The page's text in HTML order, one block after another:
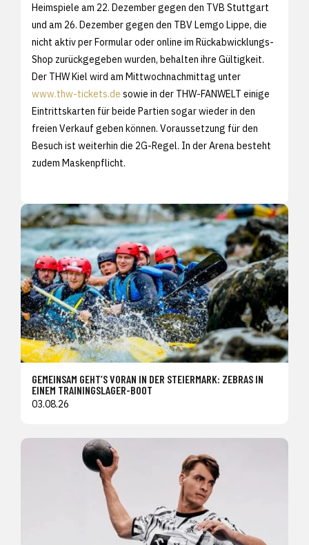
Heimspiele am 22. Dezember gegen den TVB Stuttgart
und am 26. Dezember gegen den TBV Lemgo Lippe, die
nicht aktiv per Formular oder online im Rückabwicklungs-
Shop zurückgegeben wurden, behalten ihre Gültigkeit.
Der THW Kiel wird am Mittwochnachmittag unter
www.thw-tickets.de sowie in der THW-FANWELT einige
Eintrittskarten für beide Partien sogar wieder in den
freien Verkauf geben können. Voraussetzung für den
Besuch ist weiterhin die 2G-Regel. In der Arena besteht
zudem Maskenpflicht.
GEMEINSAM GEHT’S VORAN IN DER STEIERMARK: ZEBRAS IN
EINEM TRAININGSLAGER-BOOT
03.08.26